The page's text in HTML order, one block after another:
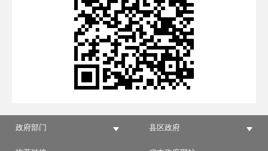
政府部门 县区政府